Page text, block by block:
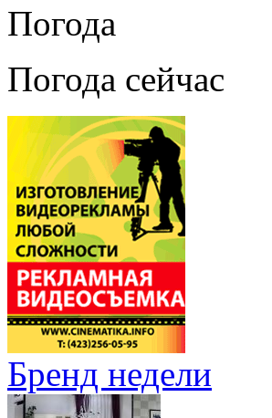
Погода
Погода сейчас
Бренд недели